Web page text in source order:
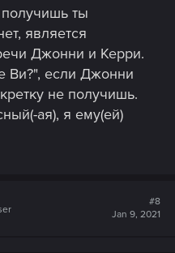
ты
является
Джонни и Керри.
Ви?", если Джонни
не получишь.
ая), я ему(ей)
#8
Jan 9, 2021